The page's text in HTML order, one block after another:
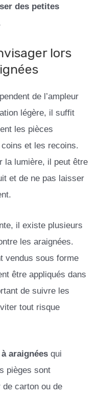
des petites
lors
de l’ampleur
légère, il suffit
les pièces
et les recoins.
la lumière, il peut être
et de ne pas laisser
il existe plusieurs
les araignées.
vendus sous forme
être appliqués dans
de suivre les
tout risque
araignées qui
pièges sont
carton ou de